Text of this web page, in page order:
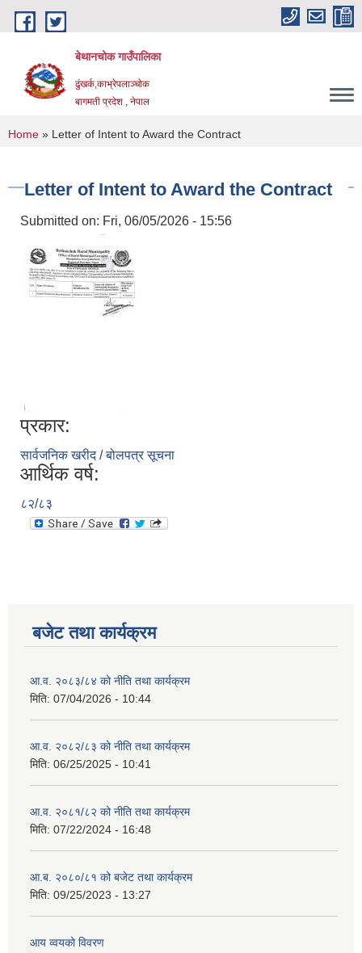
Skip to main content
बेथानचोक गाउँपालिका
ढुंखर्क,काभ्रेपलाञ्चाेक
बागमती प्रदेश , नेपाल
You are here
Home » Letter of Intent to Award the Contract
Letter of Intent to Award the Contract
Submitted on: Fri, 06/05/2026 - 15:56
प्रकार:
सार्वजनिक खरीद / बोलपत्र सूचना
आर्थिक वर्ष:
८२/८३
बजेट तथा कार्यक्रम
आ.व. २०८३/८४ को नीति तथा कार्यक्रम
मिति: 07/04/2026 - 10:44
आ.व. २०८२/८३ को नीति तथा कार्यक्रम
मिति: 06/25/2025 - 10:41
आ.व. २०८१/८२ को नीति तथा कार्यक्रम
मिति: 07/22/2024 - 16:48
आ.ब. २०८०/८१ को बजेट तथा कार्यक्रम
मिति: 09/25/2023 - 13:27
आय व्वयको विवरण